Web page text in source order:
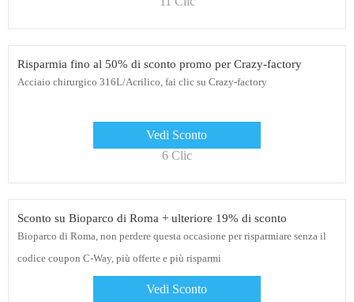
Risparmia fino al 50% di sconto promo per Crazy-factory
Acciaio chirurgico 316L/Acrilico, fai clic su Crazy-factory
Vedi Sconto
6 Clic
Sconto su Bioparco di Roma + ulteriore 19% di sconto
Bioparco di Roma, non perdere questa occasione per risparmiare senza il
codice coupon C-Way, più offerte e più risparmi
Vedi Sconto